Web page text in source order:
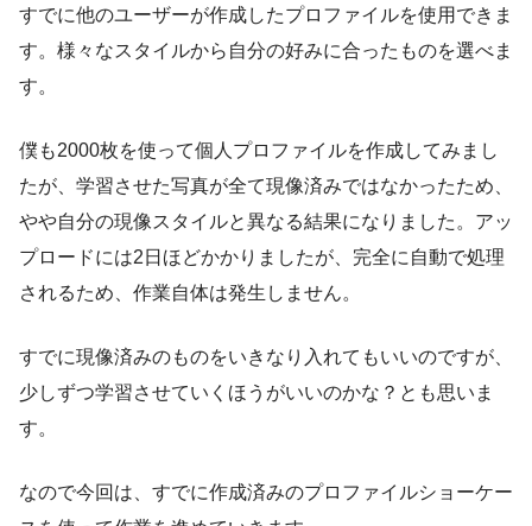
すでに他のユーザーが作成したプロファイルを使用できま
す。様々なスタイルから自分の好みに合ったものを選べま
す。
僕も2000枚を使って個人プロファイルを作成してみまし
たが、学習させた写真が全て現像済みではなかったため、
やや自分の現像スタイルと異なる結果になりました。アッ
プロードには2日ほどかかりましたが、完全に自動で処理
されるため、作業自体は発生しません。
すでに現像済みのものをいきなり入れてもいいのですが、
少しずつ学習させていくほうがいいのかな？とも思いま
す。
なので今回は、すでに作成済みのプロファイルショーケー